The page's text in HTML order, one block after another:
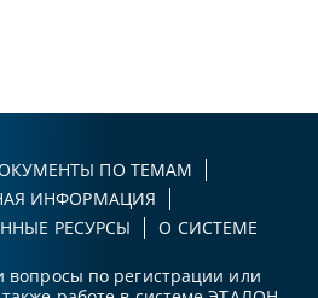
ПО ТЕМАМ
ИНФОРМАЦИЯ
РЕСУРСЫ
О СИСТЕМЕ
вопросы по регистрации или